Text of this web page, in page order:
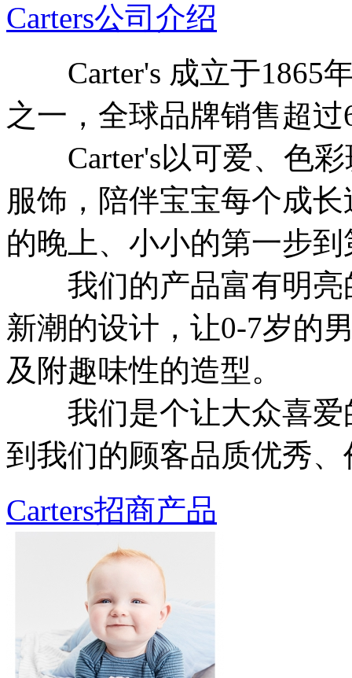
Carters公司介绍
Carter's 成立于1865
之一，全球品牌销售超
Carter's以可爱、色彩
服饰，陪伴宝宝每个成
的晚上、小小的第一步
我们的产品富有明亮
新潮的设计，让0-7岁的
及附趣味性的造型。
我们是个让大众喜爱
到我们的顾客品质优秀
Carters招商产品